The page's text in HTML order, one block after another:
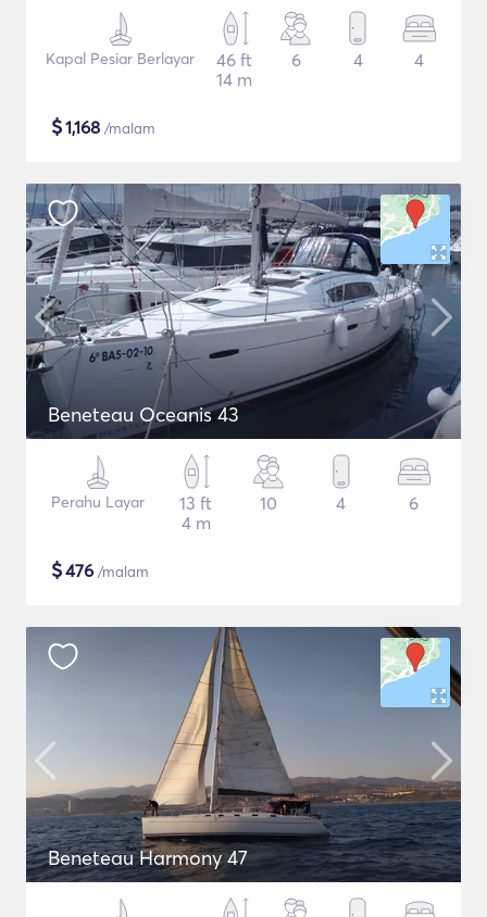
Kapal Pesiar Berlayar
46 ft
14 m
6 4 4
$1,168 /malam
Beneteau Oceanis 43
Perahu Layar
13 ft
4 m
10 4 6
$476 /malam
Beneteau Harmony 47